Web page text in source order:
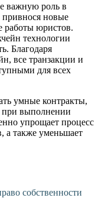
важную роль в
привнося новые
работы юристов.
технологии
Благодаря
все транзакции и
для всех
умные контракты,
при выполнении
упрощает процесс
а также уменьшает
собственности